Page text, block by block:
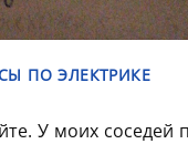
ПО ЭЛЕКТРИКЕ
У моих соседей